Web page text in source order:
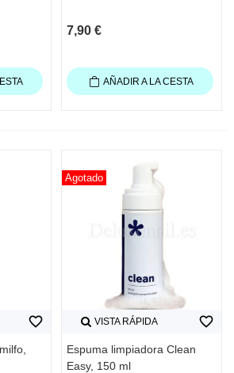
7,90 €
AÑADIR A LA CESTA
favorite_border
Agotado
VISTA RÁPIDA
Espuma limpiadora Clean
Easy, 150 ml
favorite_border